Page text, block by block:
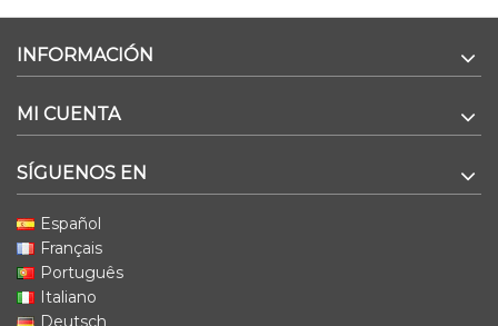
INFORMACIÓN
MI CUENTA
SÍGUENOS EN
Español
Français
Português
Italiano
Deutsch